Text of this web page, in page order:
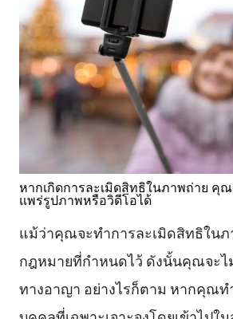
หากเกิดการละเมิดสิทธิในภาพถ่าย คุณ
แพร่รูปภาพหรือวิดีโอได้
แม้ว่าคุณจะทำการละเมิดสิทธิใน
กฎหมายที่กำหนดไว้ ดังนั้นคุณจะไ
ทางอาญา อย่างไรก็ตาม หากคุณท